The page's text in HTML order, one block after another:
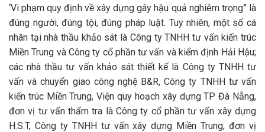
‘Vi phạm quy định về xây dựng gây hậu quả nghiêm trọng” là
đúng người, đúng tội, đúng pháp luật. Tuy nhiên, một số cá
nhân tại nhà thầu khảo sát là Công ty TNHH tư vấn kiến trúc
Miền Trung và Công ty cổ phần tư vấn và kiểm định Hải Hậu;
các nhà thầu tư vấn khảo sát thiết kế là Công ty TNHH tư
vấn và chuyển giao công nghệ B&R, Công ty TNHH tư vấn
kiến trúc Miền Trung, Viện quy hoạch xây dựng TP Đà Nẵng,
đơn vị tư vấn thẩm tra là Công ty cổ phần tư vấn xây dựng
H.S.T, Công ty TNHH tư vấn xây dựng Miền Trung; đơn vị